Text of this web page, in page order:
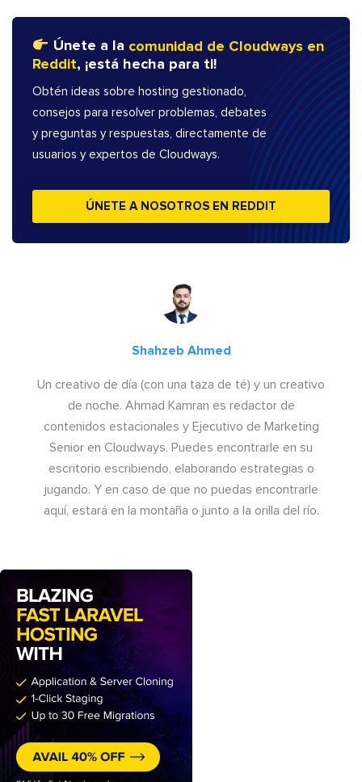
Únete a la comunidad de Cloudways en
Reddit, ¡está hecha para ti!
Obtén ideas sobre hosting gestionado,
consejos para resolver problemas, debates
y preguntas y respuestas, directamente de
usuarios y expertos de Cloudways.
ÚNETE A NOSOTROS EN REDDIT
Shahzeb Ahmed
Un creativo de día (con una taza de té) y un creativo
de noche. Ahmad Kamran es redactor de
contenidos estacionales y Ejecutivo de Marketing
Senior en Cloudways. Puedes encontrarle en su
escritorio escribiendo, elaborando estrategias o
jugando. Y en caso de que no puedas encontrarle
aquí, estará en la montaña o junto a la orilla del río.